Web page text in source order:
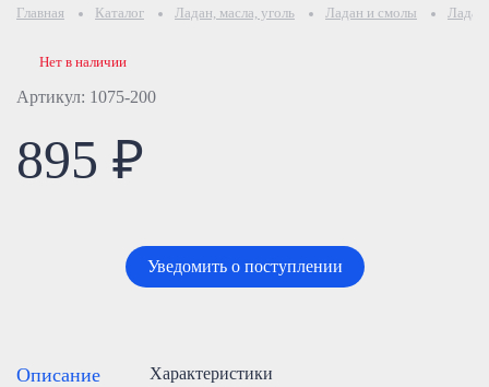
Главная Каталог Ладан, масла, уголь Ладан и смолы Ладан
Артикул: 1075-200
Нет в наличии
895 ₽
Уведомить о поступлении
Описание Характеристики